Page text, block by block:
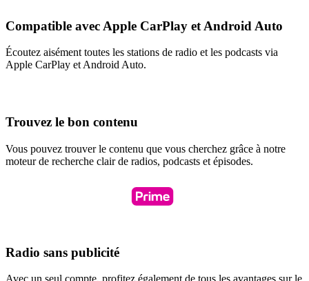
Compatible avec Apple CarPlay et Android Auto
Écoutez aisément toutes les stations de radio et les podcasts via
Apple CarPlay et Android Auto.
Trouvez le bon contenu
Vous pouvez trouver le contenu que vous cherchez grâce à notre
moteur de recherche clair de radios, podcasts et épisodes.
Radio sans publicité